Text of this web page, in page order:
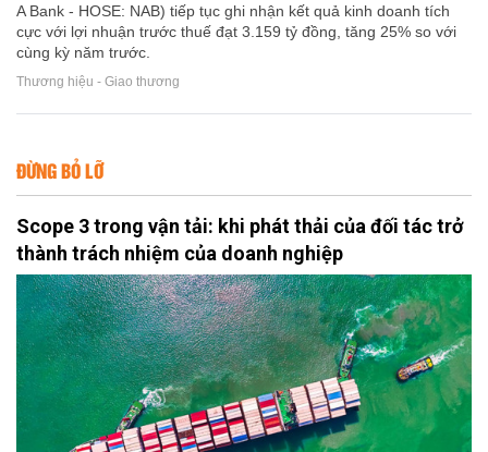
A Bank - HOSE: NAB) tiếp tục ghi nhận kết quả kinh doanh tích
cực với lợi nhuận trước thuế đạt 3.159 tỷ đồng, tăng 25% so với
cùng kỳ năm trước.
Thương hiệu - Giao thương
ĐỪNG BỎ LỠ
Scope 3 trong vận tải: khi phát thải của đối tác trở
thành trách nhiệm của doanh nghiệp